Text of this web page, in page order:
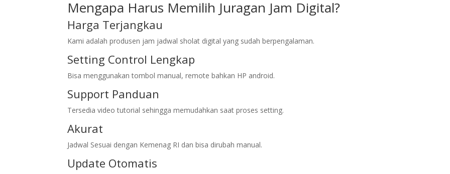
Mengapa Harus Memilih Juragan Jam Digital?
Harga Terjangkau
Kami adalah produsen jam jadwal sholat digital yang sudah berpengalaman.
Setting Control Lengkap
Bisa menggunakan tombol manual, remote bahkan HP android.
Support Panduan
Tersedia video tutorial sehingga memudahkan saat proses setting.
Akurat
Jadwal Sesuai dengan Kemenag RI dan bisa dirubah manual.
Update Otomatis